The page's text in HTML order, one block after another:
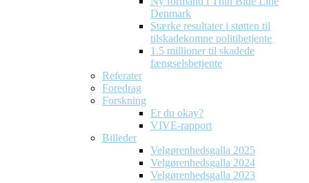
Denmark
Stærke resultater i støtten til
tilskadekomne politibetjente
1.5 millioner til skadede
fængselsbetjente
Referater
Foredrag
Forskning
Er du okay?
VIVE-rapport
Billeder
Velgørenhedsgalla 2025
Velgørenhedsgalla 2024
Velgørenhedsgalla 2023